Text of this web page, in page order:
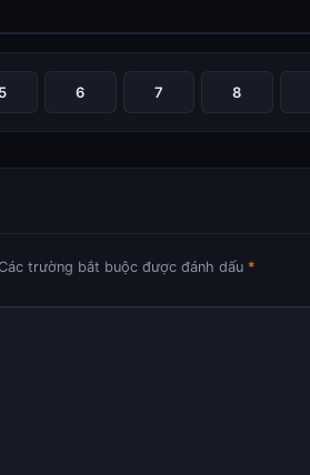
5 6 7 8
trường bắt buộc được đánh dấu *